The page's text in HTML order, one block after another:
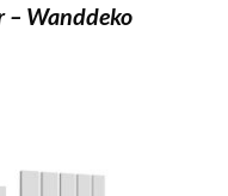
– Wanddeko